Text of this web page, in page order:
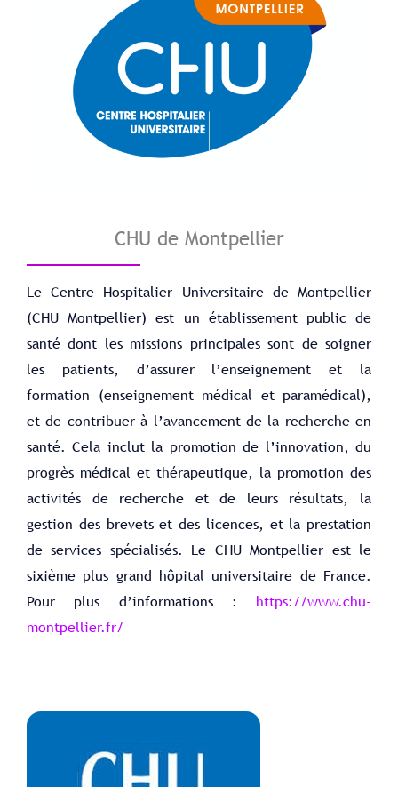
CHU de Montpellier
Le Centre Hospitalier Universitaire de Montpellier
(CHU Montpellier) est un établissement public de
santé dont les missions principales sont de soigner
les patients, d’assurer l’enseignement et la
formation (enseignement médical et paramédical),
et de contribuer à l’avancement de la recherche en
santé. Cela inclut la promotion de l’innovation, du
progrès médical et thérapeutique, la promotion des
activités de recherche et de leurs résultats, la
gestion des brevets et des licences, et la prestation
de services spécialisés. Le CHU Montpellier est le
sixième plus grand hôpital universitaire de France.
Pour plus d’informations : https://www.chu-
montpellier.fr/